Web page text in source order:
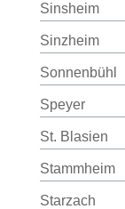
Sinsheim
Sinzheim
Sonnenbühl
Speyer
St. Blasien
Stammheim
Starzach